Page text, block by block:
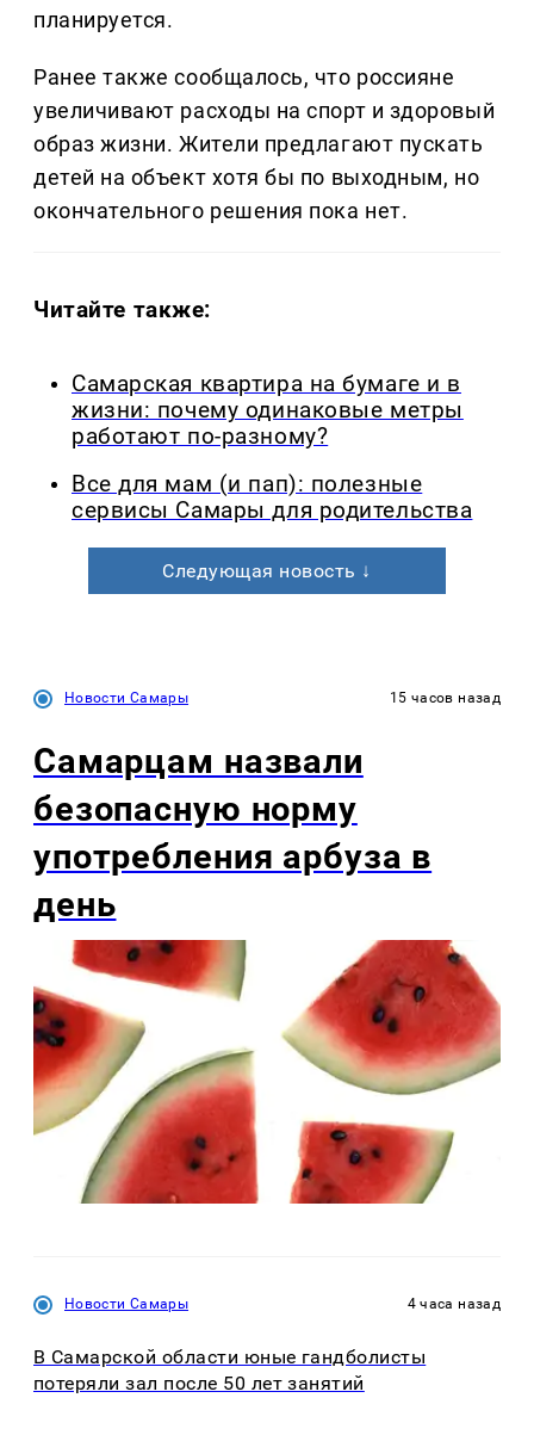
планируется.
Ранее также сообщалось, что россияне
увеличивают расходы на спорт и здоровый
образ жизни. Жители предлагают пускать
детей на объект хотя бы по выходным, но
окончательного решения пока нет.
Читайте также:
Самарская квартира на бумаге и в
жизни: почему одинаковые метры
работают по-разному?
Все для мам (и пап): полезные
сервисы Самары для родительства
Следующая новость ↓
Новости Самары 15 часов назад
Самарцам назвали
безопасную норму
употребления арбуза в
день
Новости Самары 4 часа назад
В Самарской области юные гандболисты
потеряли зал после 50 лет занятий